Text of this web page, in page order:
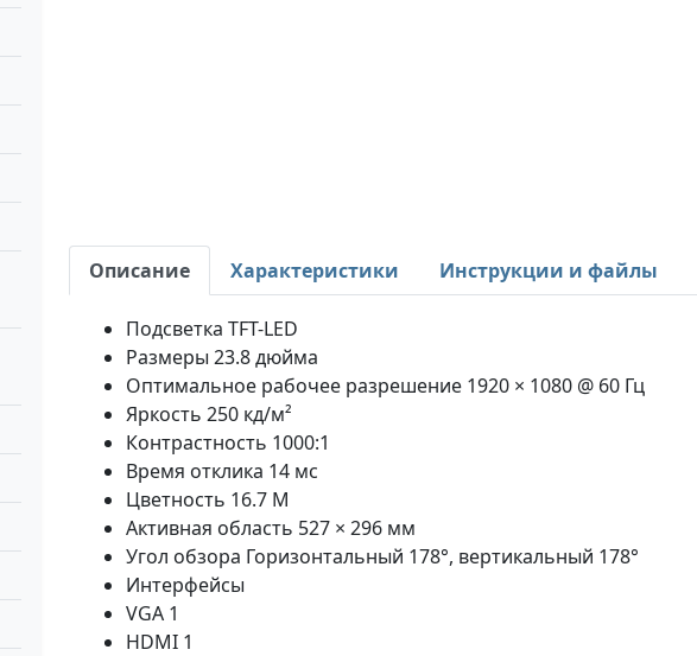
Описание Характеристики Инструкции и файлы
Подсветка TFT-LED
Размеры 23.8 дюйма
Оптимальное рабочее разрешение 1920 × 1080 @ 60 Гц
Яркость 250 кд/м²
Контрастность 1000:1
Время отклика 14 мс
Цветность 16.7 M
Активная область 527 × 296 мм
Угол обзора Горизонтальный 178°, вертикальный 178°
Интерфейсы
VGA 1
HDMI 1